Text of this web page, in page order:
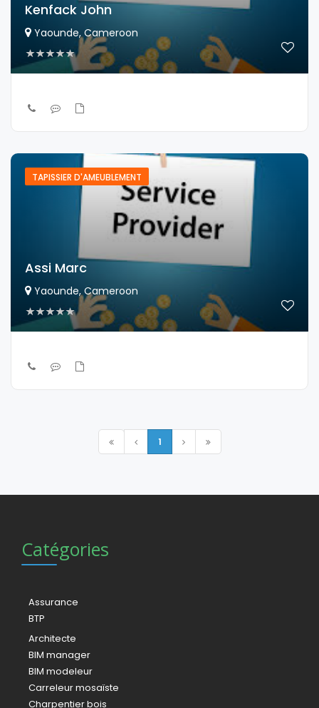
Kenfack John
Yaounde, Cameroon
TAPISSIER D'AMEUBLEMENT
Assi Marc
Yaounde, Cameroon
1
Catégories
Assurance
BTP
Architecte
BIM manager
BIM modeleur
Carreleur mosaïste
Charpentier bois